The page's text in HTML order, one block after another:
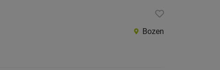
Bozen